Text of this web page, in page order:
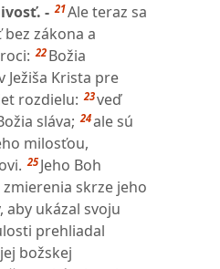
- 21Ale teraz sa
zákona a
22 Božia
Krista pre
rozdielu: 23veď
sláva; 24ale sú
milosťou,
25 Jeho Boh
skrze jeho
ukázal svoju
prehliadal
božskej